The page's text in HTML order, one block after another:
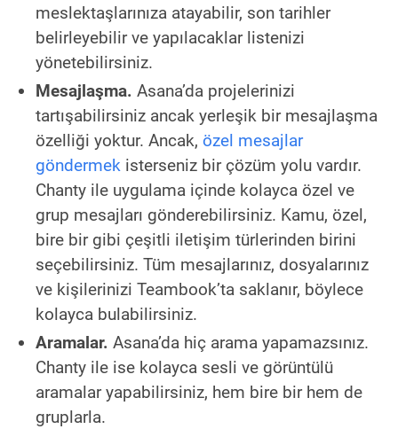
meslektaşlarınıza atayabilir, son tarihler
belirleyebilir ve yapılacaklar listenizi
yönetebilirsiniz.
Mesajlaşma. Asana’da projelerinizi
tartışabilirsiniz ancak yerleşik bir mesajlaşma
özelliği yoktur. Ancak, özel mesajlar
göndermek isterseniz bir çözüm yolu vardır.
Chanty ile uygulama içinde kolayca özel ve
grup mesajları gönderebilirsiniz. Kamu, özel,
bire bir gibi çeşitli iletişim türlerinden birini
seçebilirsiniz. Tüm mesajlarınız, dosyalarınız
ve kişilerinizi Teambook’ta saklanır, böylece
kolayca bulabilirsiniz.
Aramalar. Asana’da hiç arama yapamazsınız.
Chanty ile ise kolayca sesli ve görüntülü
aramalar yapabilirsiniz, hem bire bir hem de
gruplarla.